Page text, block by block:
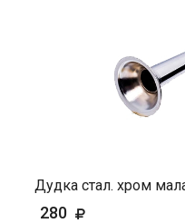
Дудка стал. хром
280